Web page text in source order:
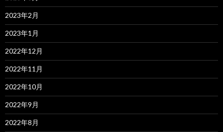
2023年2月
2023年1月
2022年12月
2022年11月
2022年10月
2022年9月
2022年8月